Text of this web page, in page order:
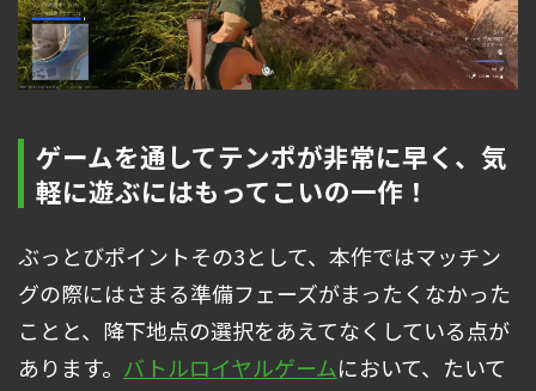
ゲームを通してテンポが非常に早く、気
軽に遊ぶにはもってこいの一作！
ぶっとびポイントその3として、本作ではマッチン
グの際にはさまる準備フェーズがまったくなかった
ことと、降下地点の選択をあえてなくしている点が
あります。 バトルロイヤルゲームにおいて、たいて